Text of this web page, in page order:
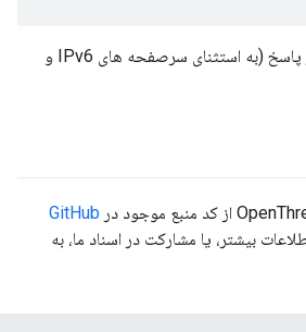
اندازه داده (تعداد بایت) در پاسخ (به استثنای سرصفحه های IPv6 و
GitHub
بیشتر، یا مشارکت در اسناد ما، به